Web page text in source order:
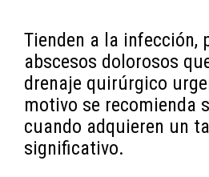
Tienden a la infección,
abscesos dolorosos
drenaje quirúrgico
motivo se recomienda
cuando adquieren un
significativo.